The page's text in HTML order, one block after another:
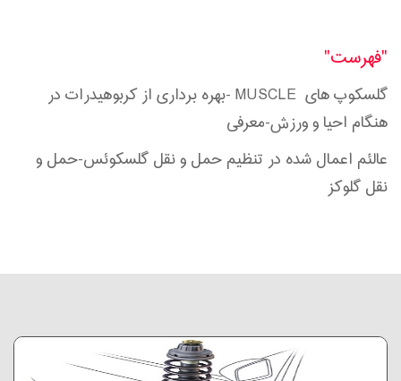
"فهرست"
گلسکوپ های MUSCLE -بهره برداری از کربوهیدرات در
هنگام احیا و ورزش-معرفی
عالئم اعمال شده در تنظیم حمل و نقل گلسکوئس-حمل و
نقل گلوکز